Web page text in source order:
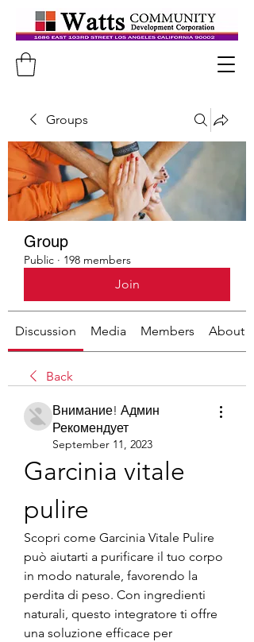
Groups
Group
Public · 198 members
Join
Discussion Media Members About
Back
Внимание! Админ
Рекомендует
September 11, 2023
Garcinia vitale
pulire
Scopri come Garcinia Vitale Pulire
può aiutarti a purificare il tuo corpo
in modo naturale, favorendo la
perdita di peso. Con ingredienti
naturali, questo integratore ti offre
una soluzione efficace per